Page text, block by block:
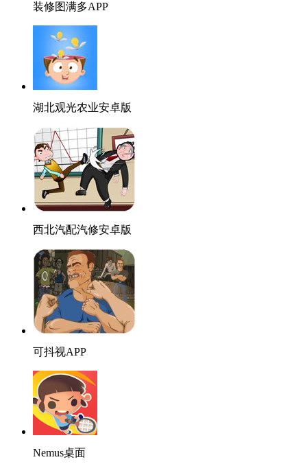
装修图满多APP
湖北观光农业安卓版
西北汽配汽修安卓版
可抖视APP
Nemus桌面